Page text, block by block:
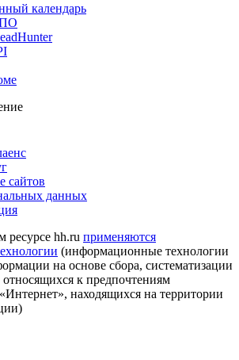
календарь
ПО
сайтов
данных
hh.ru применяются
(информационные технологии
на основе сбора, систематизации
относящихся к предпочтениям
находящихся на территории